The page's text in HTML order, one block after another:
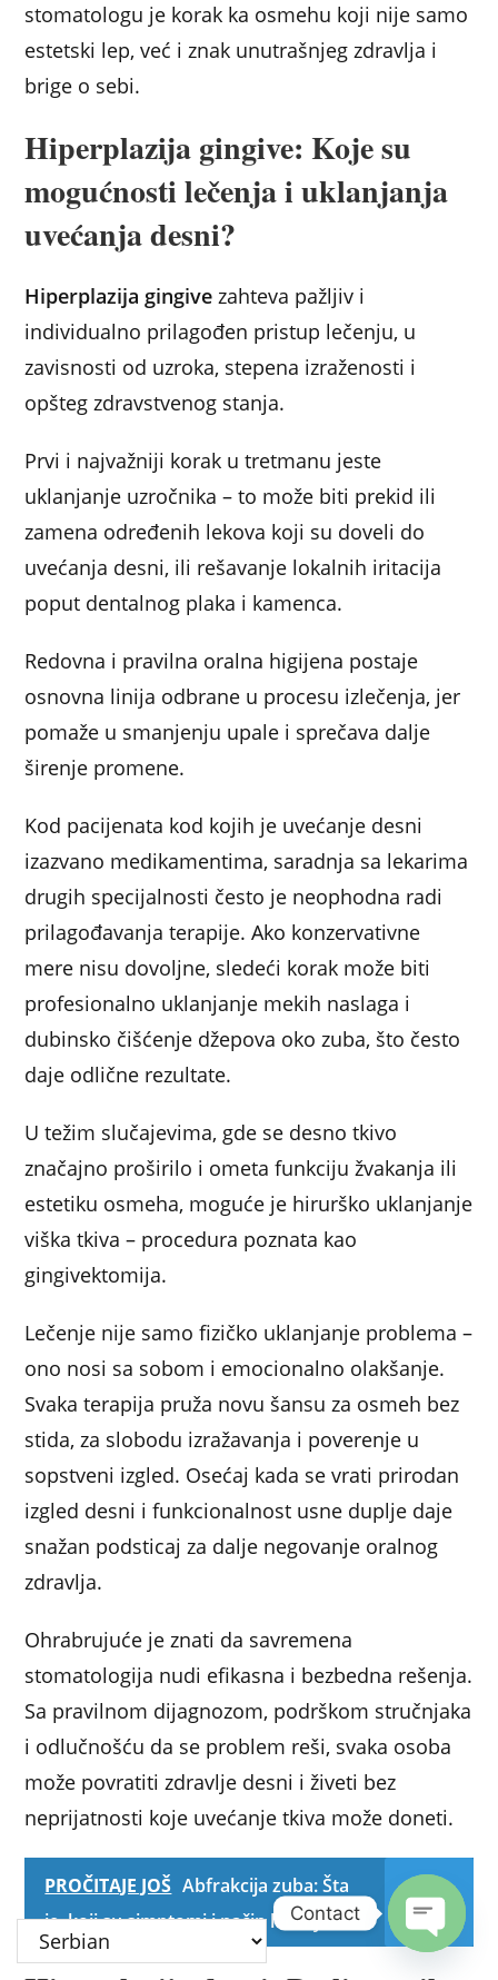
stomatologu je korak ka osmehu koji nije samo
estetski lep, već i znak unutrašnjeg zdravlja i
brige o sebi.
Hiperplazija gingive: Koje su
mogućnosti lečenja i uklanjanja
uvećanja desni?
Hiperplazija gingive zahteva pažljiv i
individualno prilagođen pristup lečenju, u
zavisnosti od uzroka, stepena izraženosti i
opšteg zdravstvenog stanja.
Prvi i najvažniji korak u tretmanu jeste
uklanjanje uzročnika – to može biti prekid ili
zamena određenih lekova koji su doveli do
uvećanja desni, ili rešavanje lokalnih iritacija
poput dentalnog plaka i kamenca.
Redovna i pravilna oralna higijena postaje
osnovna linija odbrane u procesu izlečenja, jer
pomaže u smanjenju upale i sprečava dalje
širenje promene.
Kod pacijenata kod kojih je uvećanje desni
izazvano medikamentima, saradnja sa lekarima
drugih specijalnosti često je neophodna radi
prilagođavanja terapije. Ako konzervativne
mere nisu dovoljne, sledeći korak može biti
profesionalno uklanjanje mekih naslaga i
dubinsko čišćenje džepova oko zuba, što često
daje odlične rezultate.
U težim slučajevima, gde se desno tkivo
značajno proširilo i ometa funkciju žvakanja ili
estetiku osmeha, moguće je hirurško uklanjanje
viška tkiva – procedura poznata kao
gingivektomija.
Lečenje nije samo fizičko uklanjanje problema –
ono nosi sa sobom i emocionalno olakšanje.
Svaka terapija pruža novu šansu za osmeh bez
stida, za slobodu izražavanja i poverenje u
sopstveni izgled. Osećaj kada se vrati prirodan
izgled desni i funkcionalnost usne duplje daje
snažan podsticaj za dalje negovanje oralnog
zdravlja.
Ohrabrujuće je znati da savremena
stomatologija nudi efikasna i bezbedna rešenja.
Sa pravilnom dijagnozom, podrškom stručnjaka
i odlučnošću da se problem reši, svaka osoba
može povratiti zdravlje desni i živeti bez
neprijatnosti koje uvećanje tkiva može doneti.
PROČITAJE JOŠ Abfrakcija zuba: Šta
je, koji su simptomi i način lečenja
Contact